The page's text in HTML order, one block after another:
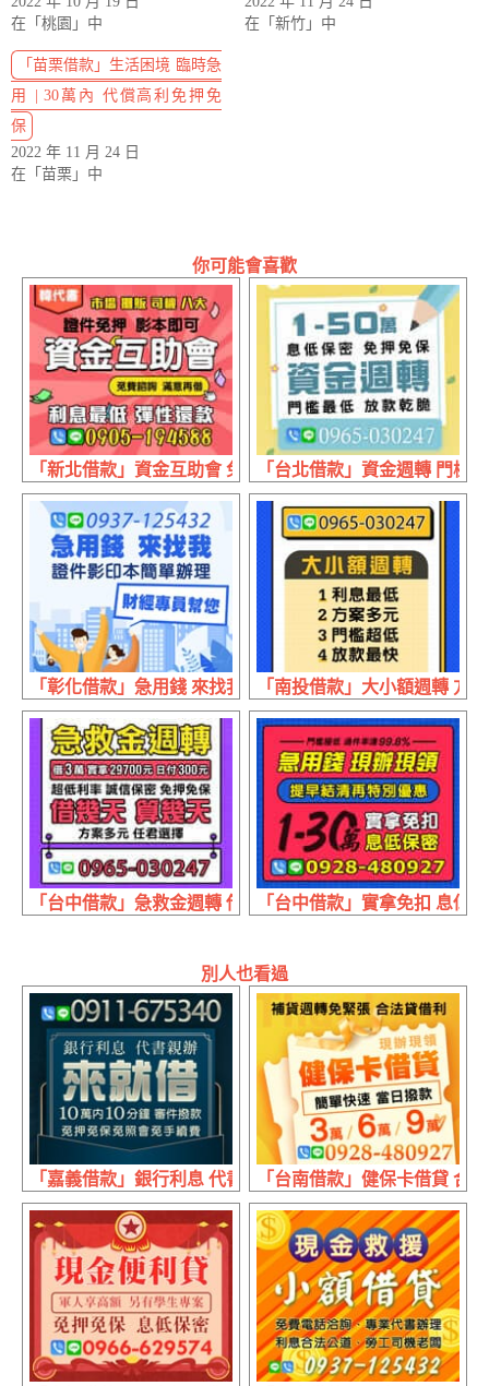
在「桃園」中
在「新竹」中
「苗栗借款」生活困境 臨時急
用 | 30萬內 代償高利免押免
保
2022 年 11 月 24 日
在「苗栗」中
你可能會喜歡
「新北借款」資金互助會 免費諮詢 | 滿意再借 證件免押影
「台北借款」資金週轉 門檻
「彰化借款」急用錢 來找我 | 證件影印本 簡單辦理
「南投借款」大小額週轉 方
「台中借款」急救金週轉 借幾天算幾天 | 借3萬 實拿29700
「台中借款」實拿免扣 息低
別人也看過
「嘉義借款」銀行利息 代書親辦 | 10萬內 10分鐘審件撥款
「台南借款」健保卡借貸 合